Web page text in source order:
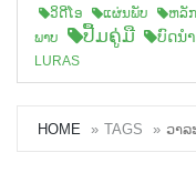
ວິດີໂອ ແຜ່ນພັບ ຫລັ
ພາບ
ປື້ມຄູ່ມື ບົດນ
LURAS
HOME TAGS ວາລ